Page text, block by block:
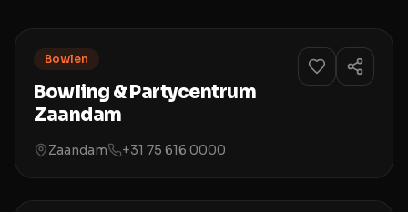
Bowlen
Bowling & Partycentrum
Zaandam
Zaandam +31 75 616 0000